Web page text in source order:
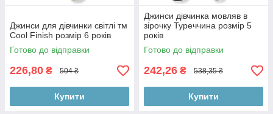
Джинси для дівчинки світлі тм
Cool Finish розмір 6 років
Готово до відправки
226,80 ₴ 504 ₴
Купити
Джинси дівчинка мовляв в
зірочку Туреччина розмір 5
років
Готово до відправки
242,26 ₴ 538,35 ₴
Купити